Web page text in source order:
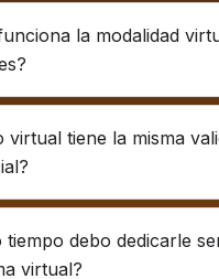
la modalidad
virtual tiene la misma
tiempo debo dedicarle
virtual?